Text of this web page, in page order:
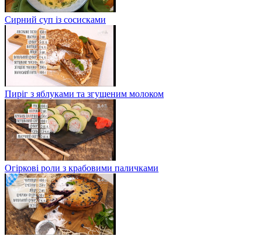
Сирний суп із сосисками
Пиріг з яблуками та згущеним молоком
Огіркові роли з крабовими паличками